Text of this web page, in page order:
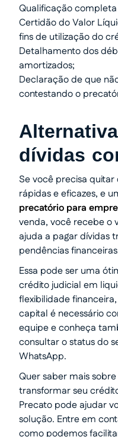
Qualificação
Certidão do Valor
fins de utilização do
Detalhamento dos
amortizados;
Declaração de que
contestando o
dívidas
Se você precisa
rápidas e eficazes, e
precatório para
venda, você recebe o
ajuda a pagar dívidas
pendências
Essa pode ser uma
crédito judicial em
flexibilidade
capital é necessário
equipe e conheça
consultar o status do
WhatsApp.
Quer saber mais
transformar seu
Precato pode ajudar
solução. Entre em
como podemos